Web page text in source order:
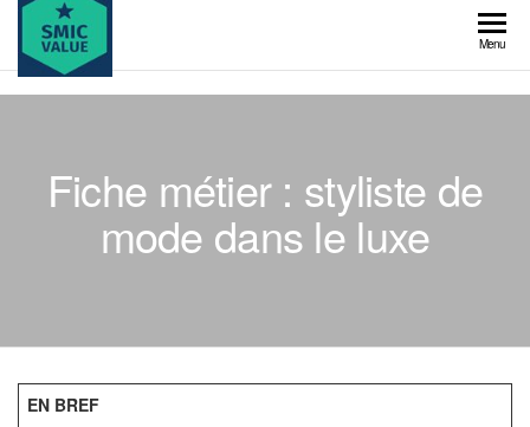
Skip
the
content
value
Menu
Fiche métier : styliste de
mode dans le luxe
EN BREF